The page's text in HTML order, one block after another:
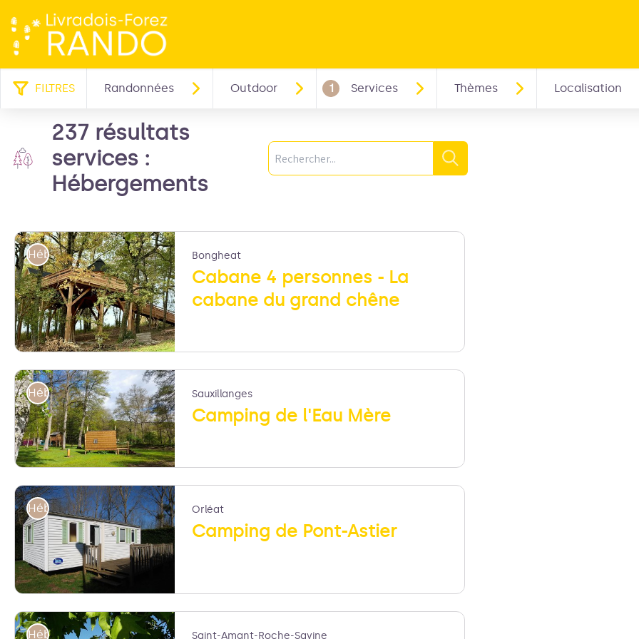
FILTRES Randonnées Outdoor 1 Services Thèmes Localisation
237 résultats
services :
Hébergements
Recherche
Recherche
Hébergements Bongheat
Cabane 4 personnes - La
cabane du grand chêne
Hébergements Sauxillanges
Camping de l'Eau Mère
Hébergements Orléat
Camping de Pont-Astier
Hébergements Saint-Amant-Roche-Savine